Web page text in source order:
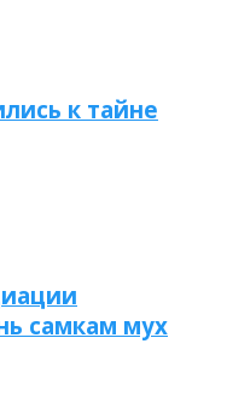
к тайне
самкам мух